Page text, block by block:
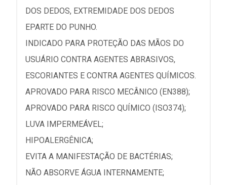
DOS DEDOS, EXTREMIDADE DOS DEDOS
EPARTE DO PUNHO.
INDICADO PARA PROTEÇÃO DAS MÃOS DO
USUÁRIO CONTRA AGENTES ABRASIVOS,
ESCORIANTES E CONTRA AGENTES QUÍMICOS.
APROVADO PARA RISCO MECÂNICO (EN388);
APROVADO PARA RISCO QUÍMICO (ISO374);
LUVA IMPERMEÁVEL;
HIPOALERGÊNICA;
EVITA A MANIFESTAÇÃO DE BACTÉRIAS;
NÃO ABSORVE ÁGUA INTERNAMENTE;